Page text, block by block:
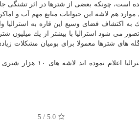
است، چونكه بعضی از شترها در اثر تشنگی
هم لاشه این حیوانات منابع مهم آب و
می شود استرالیا با بیشتر از یك میلیون
شترها معمولا برای بومیان مشكلات
بنا بر گزارش خبرگزاری
5.0
/
5